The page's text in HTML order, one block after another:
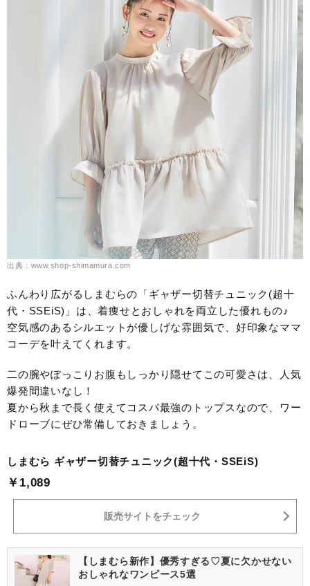
出典：www.shop-shimamura.com
ふんわり広がるしまむらの「ギャザー切替チュニック(超十
代・SSEiS)」は、着痩せとおしゃれを両立した優れもの♪
空気感のあるシルエットが優しげな雰囲気で、好印象なママ
コーデを叶えてくれます。
二の腕やぽっこりお腹もしっかり隠せてこの可愛さは、人気
爆発間違いなし！
夏から秋まで長く使えてコスパ最強のトップスなので、ワー
ドローブにぜひ常備しておきましょう。
しまむら ギャザー切替チュニック(超十代・SSEiS)
￥1,089
販売サイトをチェック
【しまむら新作】優秀すぎる♡夏に欠かせない
おしゃれなワンピース5選